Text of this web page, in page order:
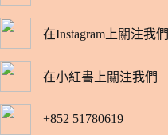
在Instagram上關注我們
在小紅書上關注我們
+852 51780619